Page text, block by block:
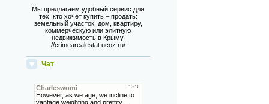
Мы предлагаем удобный сервис для
тех, кто хочет купить – продать:
земельный участок, дом, квартиру,
коммерческую или элитную
недвижимость в Крыму.
//crimearealestat.ucoz.ru/
Чат